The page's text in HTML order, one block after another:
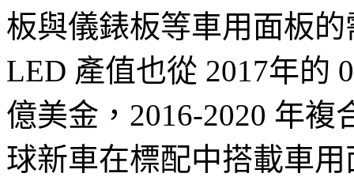
板與儀錶板等車用面板
LED 產值也從 2017年的
億美金，2016-2020 年複
球新車在標配中搭載車